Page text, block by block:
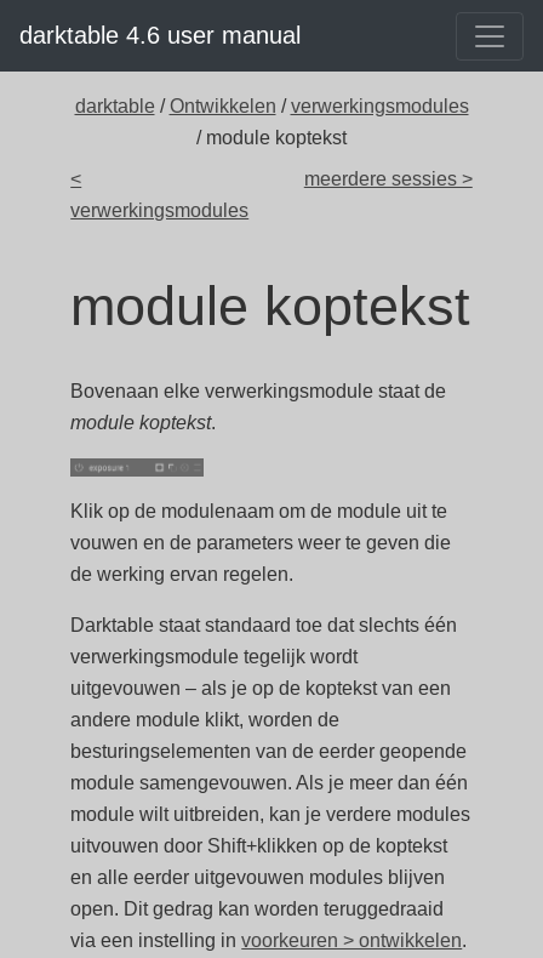
darktable 4.6 user manual
darktable /Ontwikkelen /verwerkingsmodules
/ module koptekst
<
verwerkingsmodules
meerdere sessies >
module koptekst
Bovenaan elke verwerkingsmodule staat de
module koptekst.
Klik op de modulenaam om de module uit te
vouwen en de parameters weer te geven die
de werking ervan regelen.
Darktable staat standaard toe dat slechts één
verwerkingsmodule tegelijk wordt
uitgevouwen – als je op de koptekst van een
andere module klikt, worden de
besturingselementen van de eerder geopende
module samengevouwen. Als je meer dan één
module wilt uitbreiden, kan je verdere modules
uitvouwen door Shift+klikken op de koptekst
en alle eerder uitgevouwen modules blijven
open. Dit gedrag kan worden teruggedraaid
via een instelling invoorkeuren > ontwikkelen.